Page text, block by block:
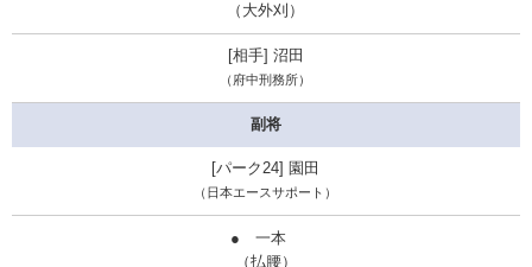
（大外刈）
沼田
（ 府中刑務所）
副将
園田
（日本エースサポート）
● 一本
（払腰）